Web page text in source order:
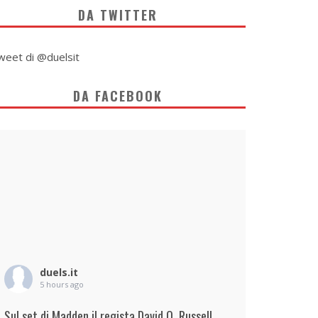
DA TWITTER
di @duelsit
DA FACEBOOK
duels.it
5 hours ago